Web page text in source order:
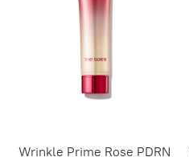
Wrinkle Prime Rose PDRN